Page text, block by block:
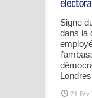
Signe
dans la
21 Fév